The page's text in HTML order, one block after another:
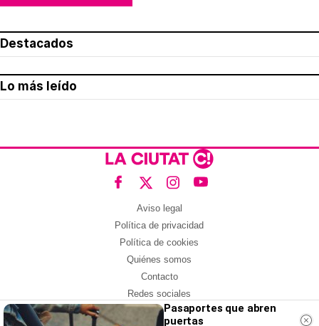
Destacados
Lo más leído
Aviso legal
Política de privacidad
Política de cookies
Quiénes somos
Contacto
Redes sociales
Con la colaboración de:
Pasaportes que abren
puertas